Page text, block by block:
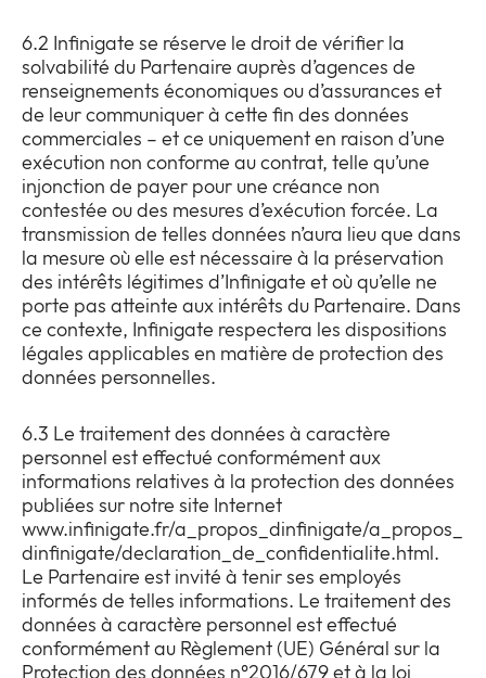
6.2 Infinigate se réserve le droit de vérifier la
solvabilité du Partenaire auprès d’agences de
renseignements économiques ou d’assurances et
de leur communiquer à cette fin des données
commerciales – et ce uniquement en raison d’une
exécution non conforme au contrat, telle qu’une
injonction de payer pour une créance non
contestée ou des mesures d’exécution forcée. La
transmission de telles données n’aura lieu que dans
la mesure où elle est nécessaire à la préservation
des intérêts légitimes d’Infinigate et où qu’elle ne
porte pas atteinte aux intérêts du Partenaire. Dans
ce contexte, Infinigate respectera les dispositions
légales applicables en matière de protection des
données personnelles.
6.3 Le traitement des données à caractère
personnel est effectué conformément aux
informations relatives à la protection des données
publiées sur notre site Internet
www.infinigate.fr/a_propos_dinfinigate/a_propos_
dinfinigate/declaration_de_confidentialite.html.
Le Partenaire est invité à tenir ses employés
informés de telles informations. Le traitement des
données à caractère personnel est effectué
conformément au Règlement (UE) Général sur la
Protection des données n°2016/679 et à la loi